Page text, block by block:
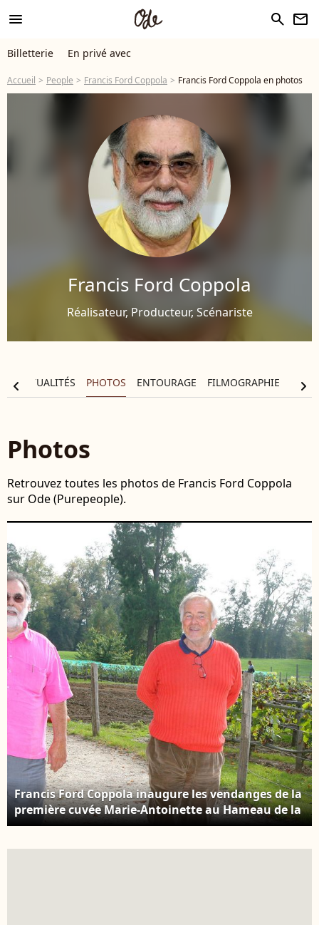
menu search newsletter
Billetterie En privé avec
Accueil People Francis Ford Coppola Francis Ford Coppola en photos
Francis Ford Coppola
Réalisateur, Producteur, Scénariste
ACTUALITÉS PHOTOS ENTOURAGE FILMOGRAPHIE
chevron_left chevron_right
Photos
Retrouvez toutes les photos de Francis Ford Coppola
sur Ode (Purepeople).
Francis Ford Coppola inaugure les vendanges de la
première cuvée Marie-Antoinette au Hameau de la
Reine au château de Versailles. Il s'agit de la